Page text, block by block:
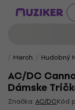
Merch Hudobný
AC/DC
Dámske
Značka:AC/DCKód